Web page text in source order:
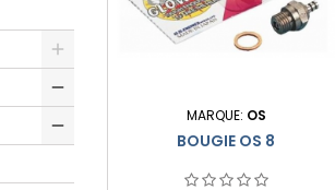
MARQUE: OS
BOUGIE OS 8